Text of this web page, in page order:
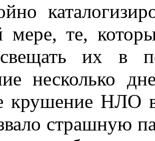
мере, те,
их в
несколько
крушение НЛО
страшную